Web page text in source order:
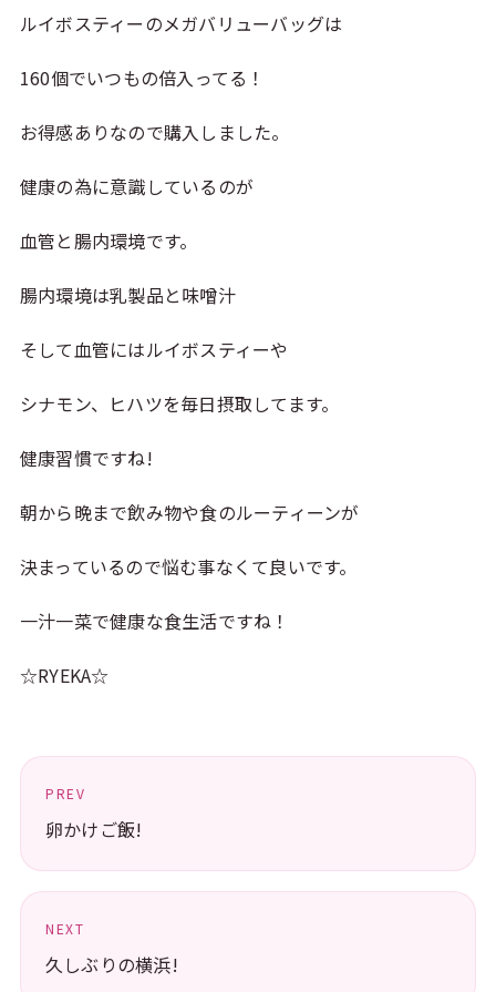
ルイボスティーのメガバリューバッグは
160個でいつもの倍入ってる！
お得感ありなので購入しました。
健康の為に意識しているのが
血管と腸内環境です。
腸内環境は乳製品と味噌汁
そして血管にはルイボスティーや
シナモン、ヒハツを毎日摂取してます。
健康習慣ですね!
朝から晩まで飲み物や食のルーティーンが
決まっているので悩む事なくて良いです。
一汁一菜で健康な食生活ですね！
☆RYEKA☆
PREV
卵かけご飯!
NEXT
久しぶりの横浜!